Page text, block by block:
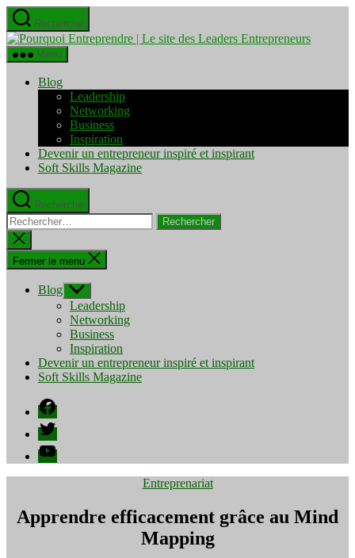
Aller
au
contenu
Recherche
Pourquoi
Menu
Blog
Leadership
Networking
Business
Inspiration
Devenir un entrepreneur inspiré et inspirant
Soft Skills Magazine
Recherche
Rechercher :
Fermer
la
recherche
Fermer le menu
Blog Afficher
le
sous-
menu
Leadership
Networking
Business
Inspiration
Devenir un entrepreneur inspiré et inspirant
Soft Skills Magazine
Facebook
Twitter
YouTube
Catégories
Entreprenariat
Apprendre efficacement grâce au Mind
Mapping